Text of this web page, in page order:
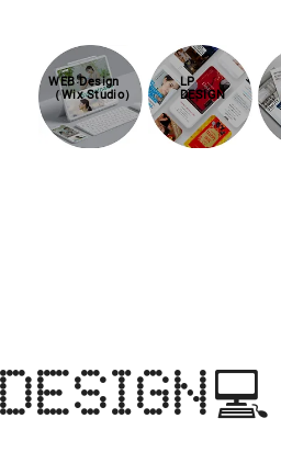
WEB Design
（Wix Studio）
LP
DESIGN
DESIGN💻